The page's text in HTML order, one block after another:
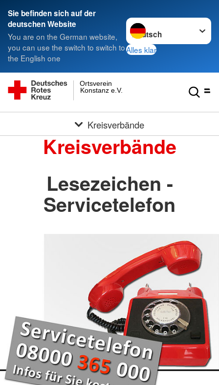
Sie befinden sich auf der
deutschen Website
You are on the German website,
you can use the switch to switch to
the English one
Sprache wechseln zu
Alles klar
Konstanz e.V.
Ortsverein
Kreisverbände
Kreisverbände
Lesezeichen -
Servicetelefon